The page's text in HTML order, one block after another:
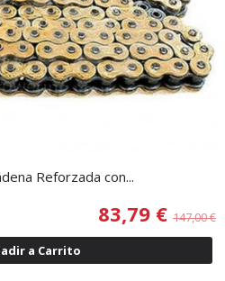
Reforzada con...
83,79 € 147,00 €
a Carrito